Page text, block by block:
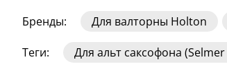
Бренды: Для валторны Holton
Для саксофона Selmer Paris
Теги: Для альт саксофона